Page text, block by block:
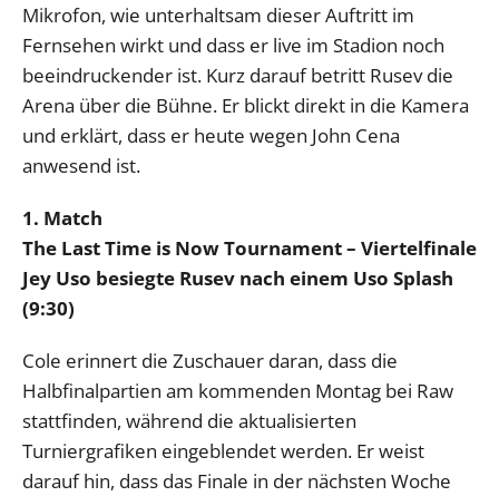
Mikrofon, wie unterhaltsam dieser Auftritt im
Fernsehen wirkt und dass er live im Stadion noch
beeindruckender ist. Kurz darauf betritt Rusev die
Arena über die Bühne. Er blickt direkt in die Kamera
und erklärt, dass er heute wegen John Cena
anwesend ist.
1. Match
The Last Time is Now Tournament – Viertelfinale
Jey Uso besiegte Rusev nach einem Uso Splash
(9:30)
Cole erinnert die Zuschauer daran, dass die
Halbfinalpartien am kommenden Montag bei Raw
stattfinden, während die aktualisierten
Turniergrafiken eingeblendet werden. Er weist
darauf hin, dass das Finale in der nächsten Woche